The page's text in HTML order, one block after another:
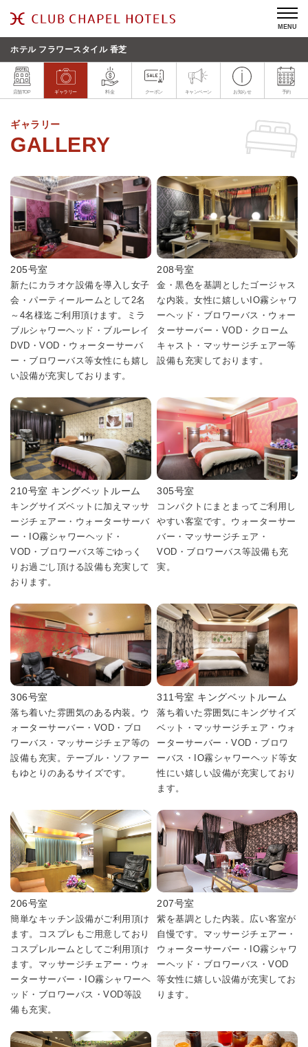
MENU
ホテル フラワースタイル 香芝
店舗TOP ギャラリー 料金 クーポン キャンペーン お知らせ 予約
ギャラリー
205号室
新たにカラオケ設備を導入し女子
会・パーティールームとして2名
～4名様迄ご利用頂けます。ミラ
ブルシャワーヘッド・ブルーレイ
DVD・VOD・ウォーターサーバ
ー・ブロワーバス等女性にも嬉し
い設備が充実しております。
208号室
金・黒色を基調としたゴージャス
な内装。女性に嬉しいIO霧シャワ
ーヘッド・ブロワーバス・ウォー
ターサーバー・VOD・クローム
キャスト・マッサージチェアー等
設備も充実しております。
210号室 キングベットルーム
キングサイズベットに加えマッサ
ージチェアー・ウォーターサーバ
ー・IO霧シャワーヘッド・
VOD・ブロワーバス等ごゆっく
りお過ごし頂ける設備も充実して
おります。
305号室
コンパクトにまとまってご利用し
やすい客室です。ウォーターサー
バー・マッサージチェア・
VOD・ブロワーバス等設備も充
実。
306号室
落ち着いた雰囲気のある内装。ウ
ォーターサーバー・VOD・ブロ
ワーバス・マッサージチェア等の
設備も充実。テーブル・ソファー
もゆとりのあるサイズです。
311号室 キングベットルーム
落ち着いた雰囲気にキングサイズ
ベット・マッサージチェア・ウォ
ーターサーバー・VOD・ブロワ
ーバス・IO霧シャワーヘッド等女
性にい嬉しい設備が充実しており
ます。
206号室
簡単なキッチン設備がご利用頂け
ます。コスプレもご用意しており
コスプレルームとしてご利用頂け
ます。マッサージチェアー・ウォ
ーターサーバー・IO霧シャワーヘ
ッド・ブロワーバス・VOD等設
備も充実。
207号室
紫を基調とした内装。広い客室が
自慢です。マッサージチェアー・
ウォーターサーバー・IO霧シャワ
ーヘッド・ブロワーバス・VOD
等女性に嬉しい設備が充実してお
ります。